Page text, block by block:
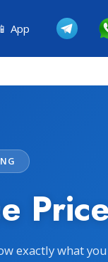
📱 App
exactly what